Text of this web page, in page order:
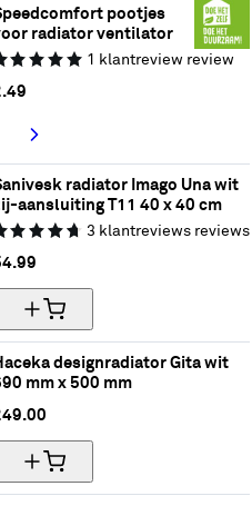
pootjes
radiator ventilator
1 klantreview review
49
radiator Imago Una wit
aansluiting T11 40 x 40 cm
3 klantreviews reviews
99
designradiator Gita wit
mm x 500 mm
00